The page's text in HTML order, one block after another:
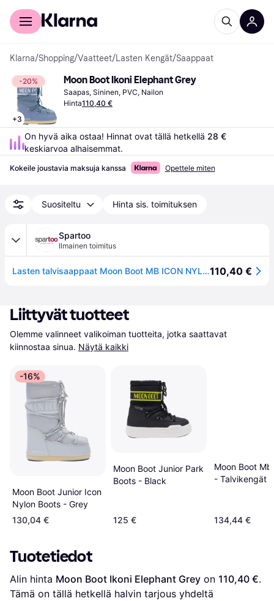
Kuluttajille
Klarna/Shopping/Vaatteet/Lasten Kengät/Saappaat
-20%
+3
Moon Boot Ikoni Elephant Grey
Saapas, Sininen, PVC, Nailon
Hinta110,40 €
On hyvä aika ostaa! Hinnat ovat tällä hetkellä 28 €
keskiarvoa alhaisemmat.
Kokeile joustavia maksuja kanssa Opettele miten
Suositeltu Hinta sis. toimituksen
Spartoo
Ilmainen toimitus
Lasten talvisaappaat Moon Boot MB ICON NYLON 23 / 26110,40 €
Liittyvät tuotteet
Olemme valinneet valikoiman tuotteita, jotka saattavat
kiinnostaa sinua. Näytä kaikki
-16%
Moon Boot Junior Icon
Nylon Boots - Grey
130,04 €
Moon Boot Junior Park
Boots - Black
125 €
Moon Boot
- Talvikengät
134,44 €
Tuotetiedot
Alin hinta Moon Boot Ikoni Elephant Grey on 110,40 €.
Tämä on tällä hetkellä halvin tarjous yhdeltä